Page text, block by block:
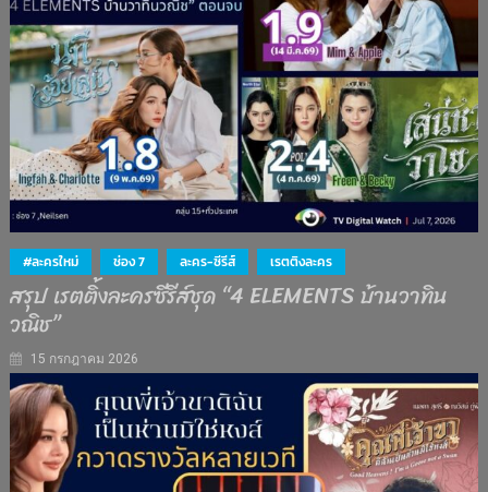
#ละครใหม่ ช่อง 7 ละคร-ซีรีส์ เรตติงละคร
สรุป เรตติ้งละครซีรีส์ชุด “4 ELEMENTS บ้านวาทิน
วณิช”
15 กรกฎาคม 2026